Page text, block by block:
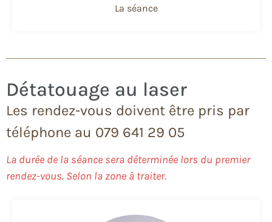
La séance
Détatouage au laser
Les rendez-vous doivent être pris par
téléphone au 079 641 29 05
La durée de la séance sera déterminée lors du premier
rendez-vous. Selon la zone à traiter.